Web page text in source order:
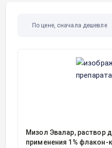
По цене, сначала дешевле
Мизол Эвалар, раствор
применения 1% флакон-